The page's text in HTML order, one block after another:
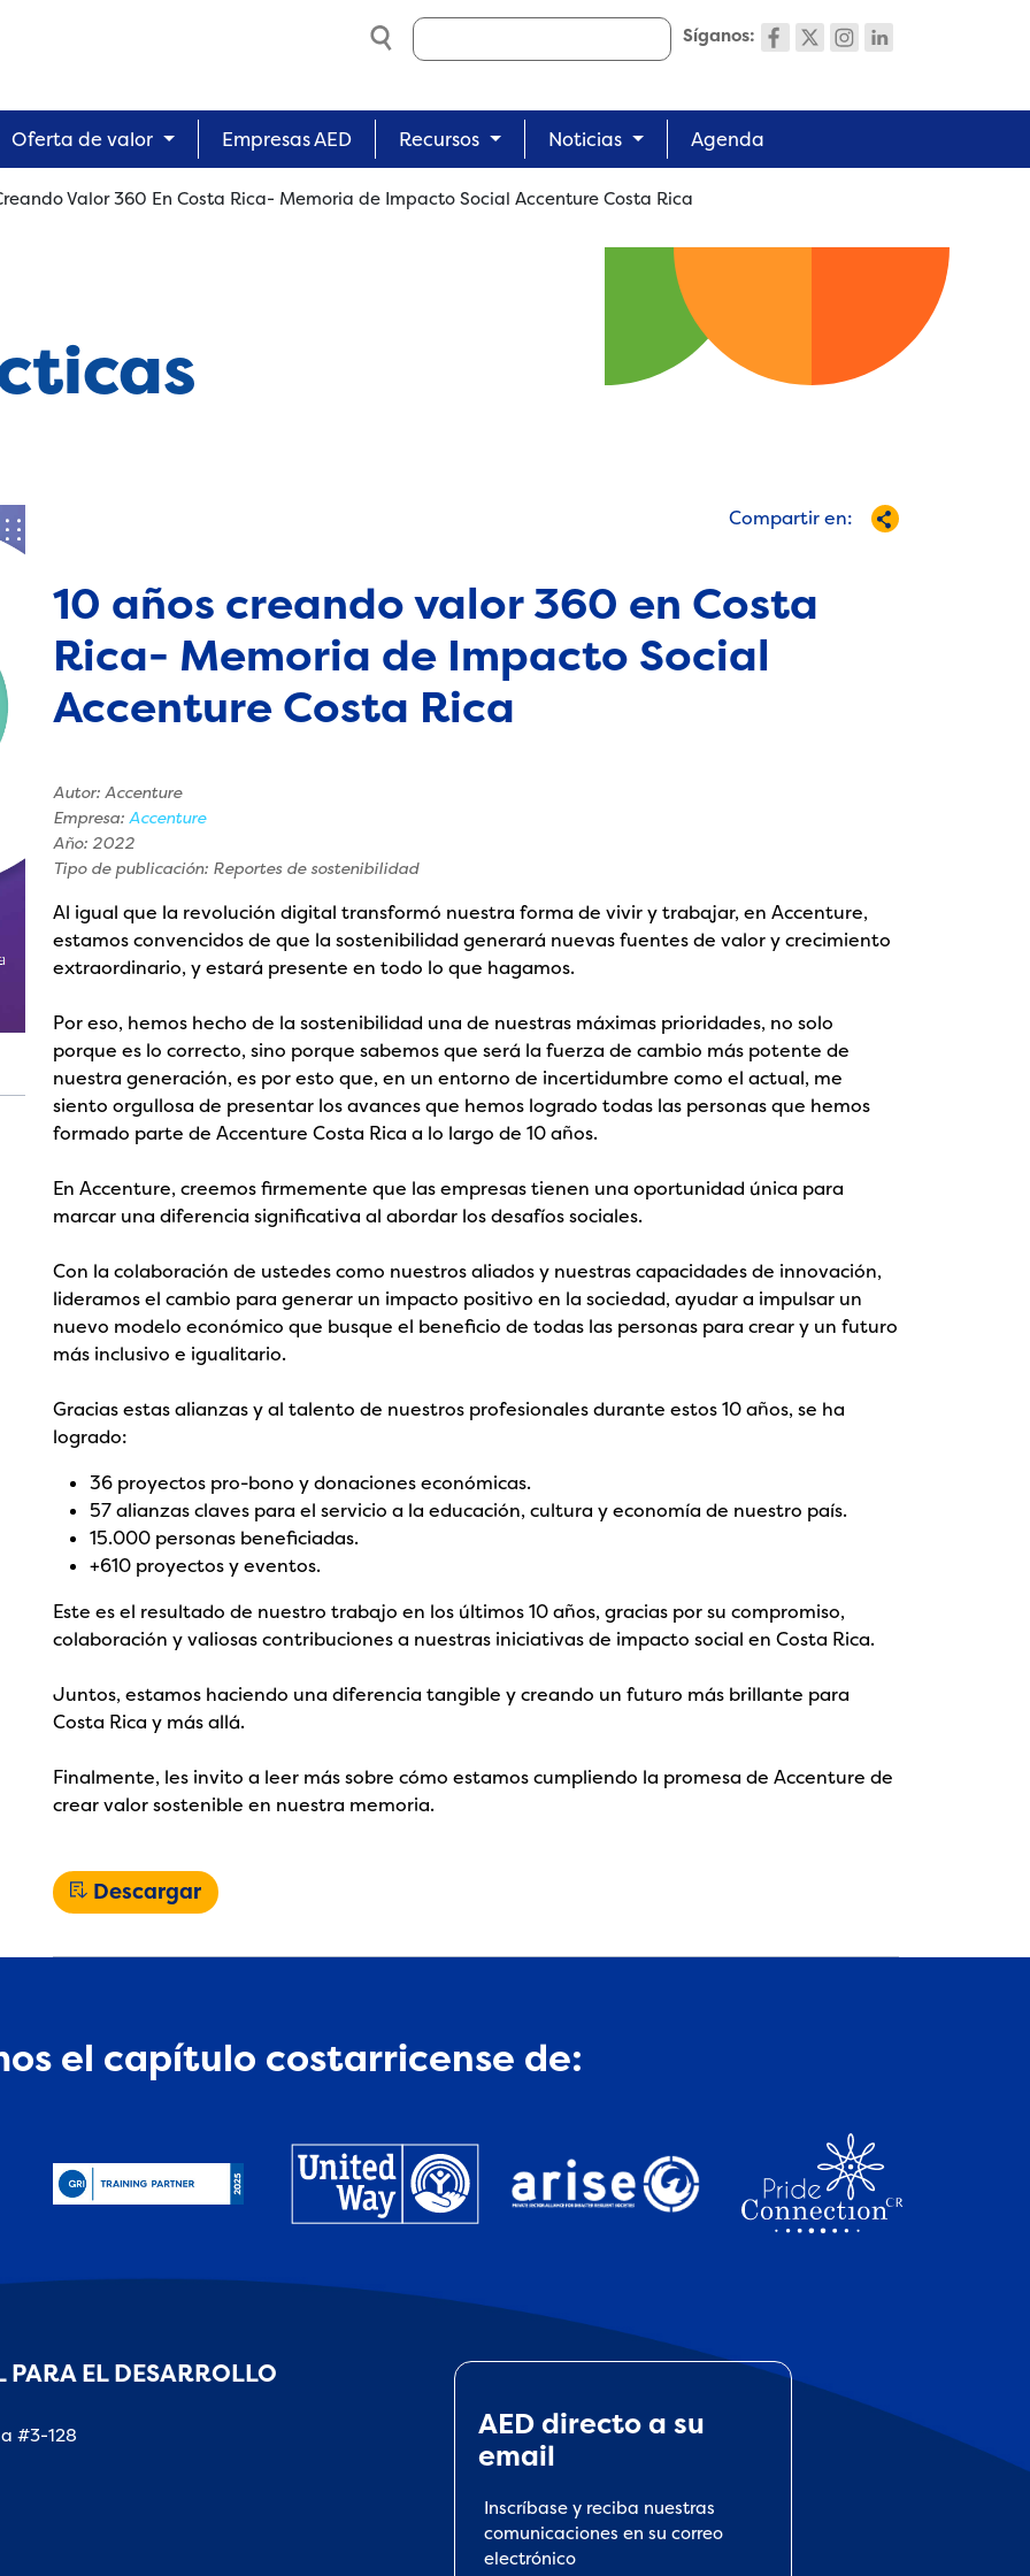
Síganos:
Search
Oferta de valor Empresas AED Recursos Noticias Agenda
Valor 360 En Costa Rica- Memoria de Impacto Social Accenture Costa Rica
Compartir en:
10 años creando valor 360 en Costa
Rica- Memoria de Impacto Social
Accenture Costa Rica
Autor: Accenture
Empresa: Accenture
Año: 2022
Tipo de publicación: Reportes de sostenibilidad
Al igual que la revolución digital transformó nuestra forma de vivir y trabajar, en Accenture,
estamos convencidos de que la sostenibilidad generará nuevas fuentes de valor y crecimiento
extraordinario, y estará presente en todo lo que hagamos.
Por eso, hemos hecho de la sostenibilidad una de nuestras máximas prioridades, no solo
porque es lo correcto, sino porque sabemos que será la fuerza de cambio más potente de
nuestra generación, es por esto que, en un entorno de incertidumbre como el actual, me
siento orgullosa de presentar los avances que hemos logrado todas las personas que hemos
formado parte de Accenture Costa Rica a lo largo de 10 años.
En Accenture, creemos firmemente que las empresas tienen una oportunidad única para
marcar una diferencia significativa al abordar los desafíos sociales.
Con la colaboración de ustedes como nuestros aliados y nuestras capacidades de innovación,
lideramos el cambio para generar un impacto positivo en la sociedad, ayudar a impulsar un
nuevo modelo económico que busque el beneficio de todas las personas para crear y un futuro
más inclusivo e igualitario.
Gracias estas alianzas y al talento de nuestros profesionales durante estos 10 años, se ha
logrado:
36 proyectos pro-bono y donaciones económicas.
57 alianzas claves para el servicio a la educación, cultura y economía de nuestro país.
15.000 personas beneficiadas.
+610 proyectos y eventos.
Este es el resultado de nuestro trabajo en los últimos 10 años, gracias por su compromiso,
colaboración y valiosas contribuciones a nuestras iniciativas de impacto social en Costa Rica.
Juntos, estamos haciendo una diferencia tangible y creando un futuro más brillante para
Costa Rica y más allá.
Finalmente, les invito a leer más sobre cómo estamos cumpliendo la promesa de Accenture de
crear valor sostenible en nuestra memoria.
Descargar
el capítulo costarricense de:
EL DESARROLLO
#3-128
AED directo a su
email
Inscríbase y reciba nuestras
comunicaciones en su correo
electrónico